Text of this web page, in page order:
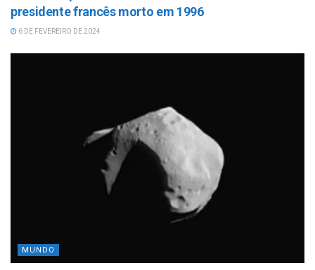
presidente francês morto em 1996
6 DE FEVEREIRO DE 2024
MUNDO